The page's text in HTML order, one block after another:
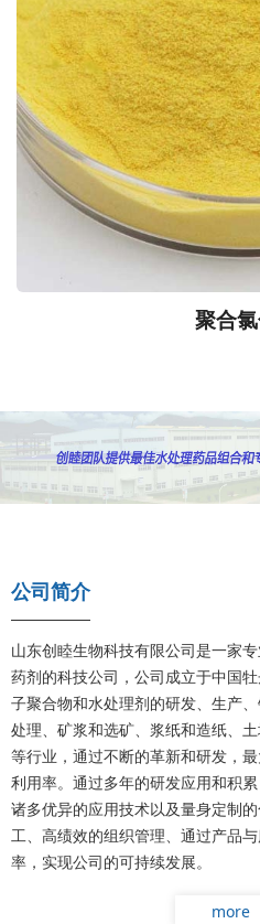
聚合
公司简介
山东创睦生物科技有限公司是一家
药剂的科技公司，公司成立于中国
子聚合物和水处理剂的研发、生产
处理、矿浆和选矿、浆纸和造纸、
等行业，通过不断的革新和研发，
利用率。通过多年的研发应用和积
诸多优异的应用技术以及量身定制
工、高绩效的组织管理、通过产品
率，实现公司的可持续发展。
more